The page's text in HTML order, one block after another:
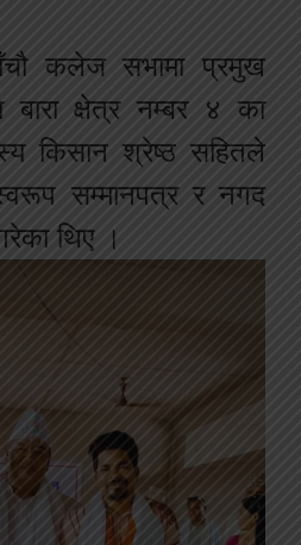
कलेज सभामा प्रमुख
बारा क्षेत्र नम्बर ४ का
किसान श्रेष्ठ सहितले
सम्मानपत्र र नगद
थिए ।